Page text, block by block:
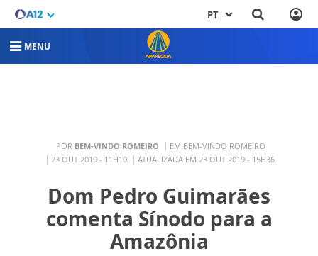
PT
MENU
POR BEM-VINDO ROMEIRO
EM BEM-VINDO ROMEIRO
23 OUT 2019 - 11H10
ATUALIZADA EM 23 OUT 2019 - 15H36
Dom Pedro Guimarães
comenta Sínodo para a
Amazônia